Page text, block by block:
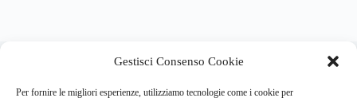
Gestisci Consenso Cookie
Per fornire le migliori esperienze, utilizziamo tecnologie come i cookie per
psicologia e salute mentale.